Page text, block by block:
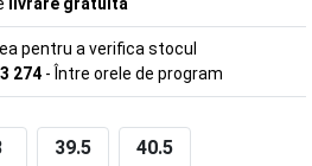
pentru a verifica stocul
274 - Între orele de program
39.5 40.5